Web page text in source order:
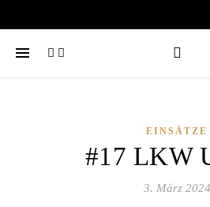
EINSÄTZE
#17 LKW
3. März 2024